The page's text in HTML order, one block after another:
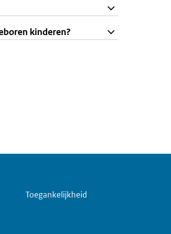
kinderen?
Toegankelijkheid